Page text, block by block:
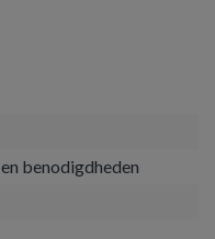
benodigdheden